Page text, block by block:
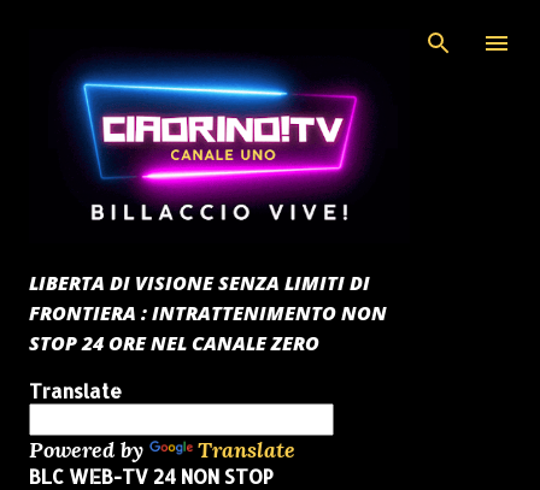
LIBERTA DI VISIONE SENZA LIMITI DI
FRONTIERA : INTRATTENIMENTO NON
STOP 24 ORE NEL CANALE ZERO
Translate
Powered by Translate
BLC WEB-TV 24 NON STOP